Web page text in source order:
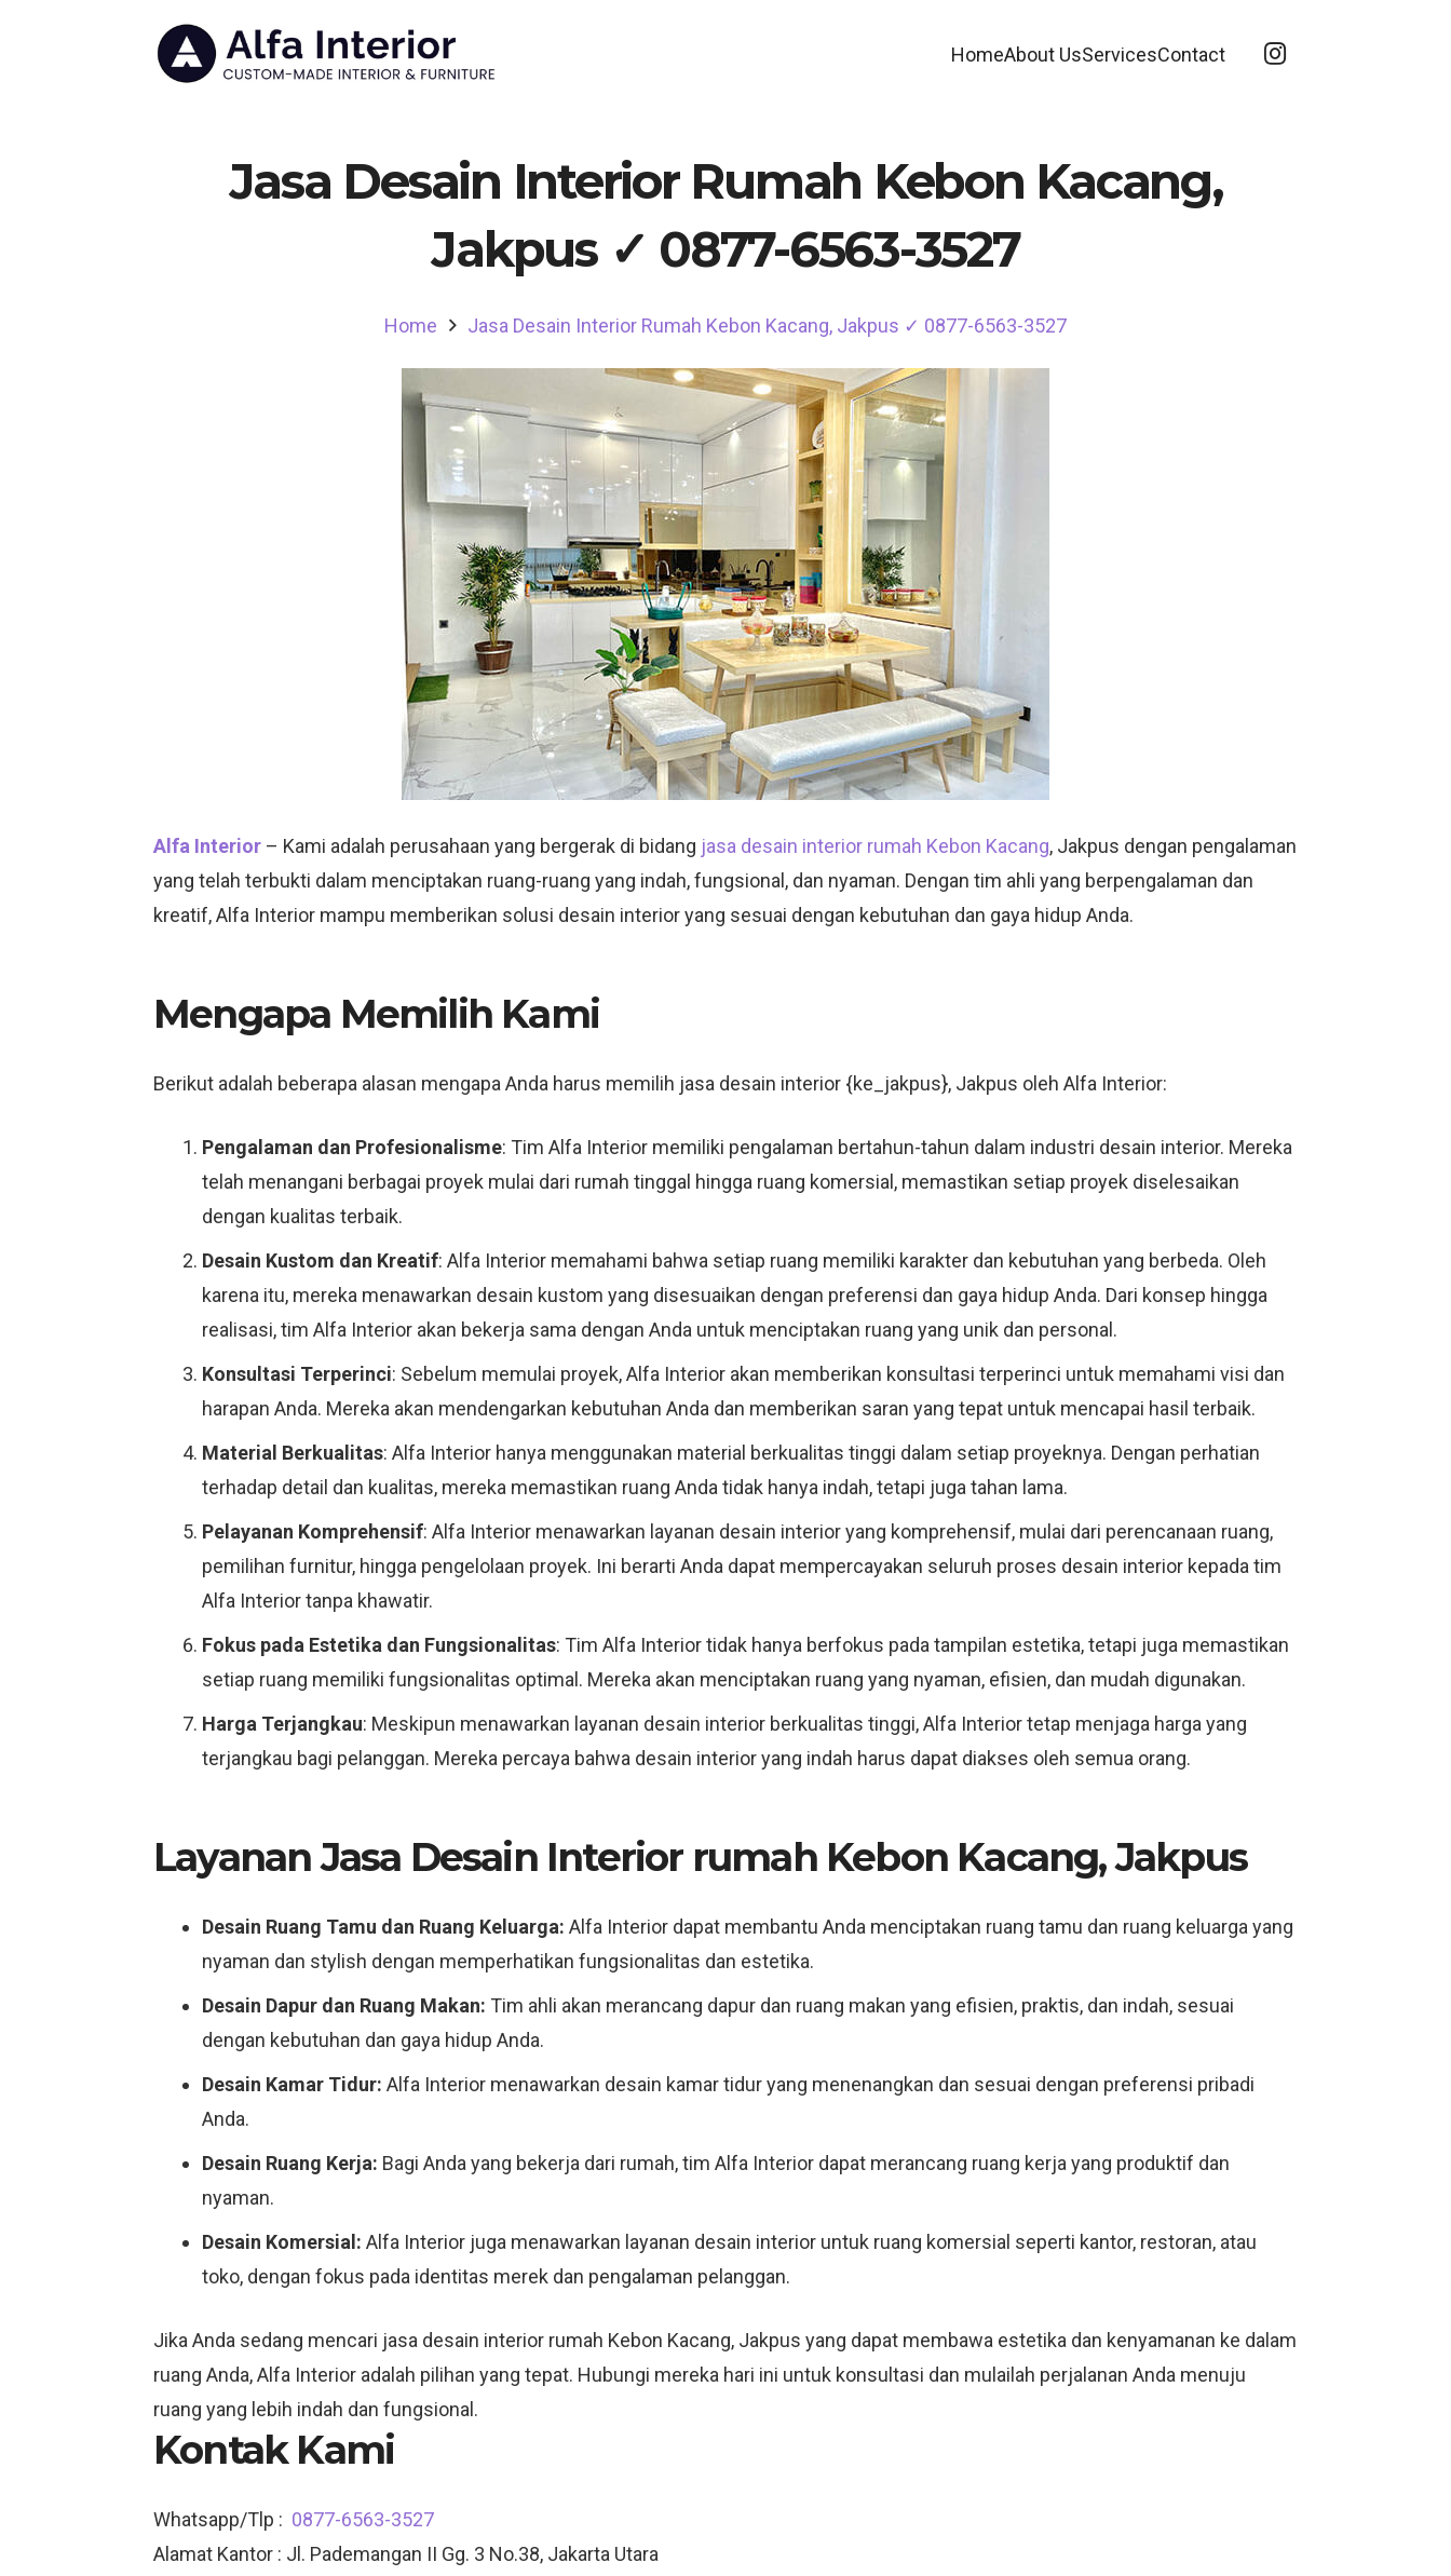
HomeAbout UsServicesContact
Jasa Desain Interior Rumah Kebon Kacang,
Jakpus ✓ 0877-6563-3527
Home Jasa Desain Interior Rumah Kebon Kacang, Jakpus ✓ 0877-6563-3527
Alfa Interior – Kami adalah perusahaan yang bergerak di bidang jasa desain interior rumah Kebon Kacang, Jakpus dengan pengalaman
yang telah terbukti dalam menciptakan ruang-ruang yang indah, fungsional, dan nyaman. Dengan tim ahli yang berpengalaman dan
kreatif, Alfa Interior mampu memberikan solusi desain interior yang sesuai dengan kebutuhan dan gaya hidup Anda.
Mengapa Memilih Kami
Berikut adalah beberapa alasan mengapa Anda harus memilih jasa desain interior {ke_jakpus}, Jakpus oleh Alfa Interior:
Pengalaman dan Profesionalisme: Tim Alfa Interior memiliki pengalaman bertahun-tahun dalam industri desain interior. Mereka
telah menangani berbagai proyek mulai dari rumah tinggal hingga ruang komersial, memastikan setiap proyek diselesaikan
dengan kualitas terbaik.
Desain Kustom dan Kreatif: Alfa Interior memahami bahwa setiap ruang memiliki karakter dan kebutuhan yang berbeda. Oleh
karena itu, mereka menawarkan desain kustom yang disesuaikan dengan preferensi dan gaya hidup Anda. Dari konsep hingga
realisasi, tim Alfa Interior akan bekerja sama dengan Anda untuk menciptakan ruang yang unik dan personal.
Konsultasi Terperinci: Sebelum memulai proyek, Alfa Interior akan memberikan konsultasi terperinci untuk memahami visi dan
harapan Anda. Mereka akan mendengarkan kebutuhan Anda dan memberikan saran yang tepat untuk mencapai hasil terbaik.
Material Berkualitas: Alfa Interior hanya menggunakan material berkualitas tinggi dalam setiap proyeknya. Dengan perhatian
terhadap detail dan kualitas, mereka memastikan ruang Anda tidak hanya indah, tetapi juga tahan lama.
Pelayanan Komprehensif: Alfa Interior menawarkan layanan desain interior yang komprehensif, mulai dari perencanaan ruang,
pemilihan furnitur, hingga pengelolaan proyek. Ini berarti Anda dapat mempercayakan seluruh proses desain interior kepada tim
Alfa Interior tanpa khawatir.
Fokus pada Estetika dan Fungsionalitas: Tim Alfa Interior tidak hanya berfokus pada tampilan estetika, tetapi juga memastikan
setiap ruang memiliki fungsionalitas optimal. Mereka akan menciptakan ruang yang nyaman, efisien, dan mudah digunakan.
Harga Terjangkau: Meskipun menawarkan layanan desain interior berkualitas tinggi, Alfa Interior tetap menjaga harga yang
terjangkau bagi pelanggan. Mereka percaya bahwa desain interior yang indah harus dapat diakses oleh semua orang.
Layanan Jasa Desain Interior rumah Kebon Kacang, Jakpus
Desain Ruang Tamu dan Ruang Keluarga: Alfa Interior dapat membantu Anda menciptakan ruang tamu dan ruang keluarga yang
nyaman dan stylish dengan memperhatikan fungsionalitas dan estetika.
Desain Dapur dan Ruang Makan: Tim ahli akan merancang dapur dan ruang makan yang efisien, praktis, dan indah, sesuai
dengan kebutuhan dan gaya hidup Anda.
Desain Kamar Tidur: Alfa Interior menawarkan desain kamar tidur yang menenangkan dan sesuai dengan preferensi pribadi
Anda.
Desain Ruang Kerja: Bagi Anda yang bekerja dari rumah, tim Alfa Interior dapat merancang ruang kerja yang produktif dan
nyaman.
Desain Komersial: Alfa Interior juga menawarkan layanan desain interior untuk ruang komersial seperti kantor, restoran, atau
toko, dengan fokus pada identitas merek dan pengalaman pelanggan.
Jika Anda sedang mencari jasa desain interior rumah Kebon Kacang, Jakpus yang dapat membawa estetika dan kenyamanan ke dalam
ruang Anda, Alfa Interior adalah pilihan yang tepat. Hubungi mereka hari ini untuk konsultasi dan mulailah perjalanan Anda menuju
ruang yang lebih indah dan fungsional.
Kontak Kami
Whatsapp/Tlp : 0877-6563-3527
Alamat Kantor : Jl. Pademangan II Gg. 3 No.38, Jakarta Utara